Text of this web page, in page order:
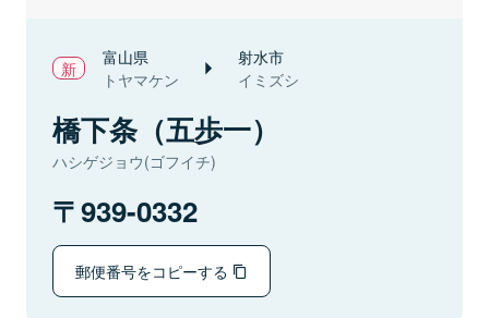
富山県
トヤマケン
射水市
イミズシ
橋下条（五歩一）
ハシゲジョウ(ゴフイチ)
939-0332
郵便番号をコピーする